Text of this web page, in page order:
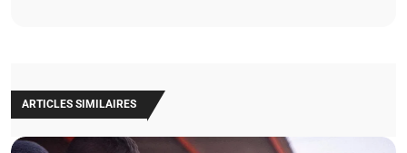
ARTICLES SIMILAIRES